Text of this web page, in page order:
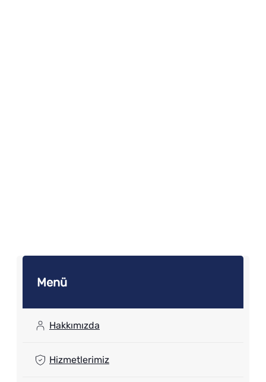
Menü
Hakkımızda
Hizmetlerimiz